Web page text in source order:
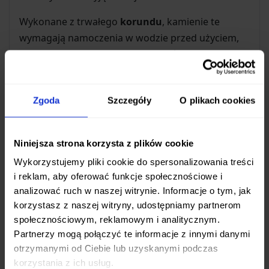
Zgoda Szczegóły O plikach cookies
Niniejsza strona korzysta z plików cookie
Wykorzystujemy pliki cookie do spersonalizowania treści
i reklam, aby oferować funkcje społecznościowe i
analizować ruch w naszej witrynie. Informacje o tym, jak
korzystasz z naszej witryny, udostępniamy partnerom
społecznościowym, reklamowym i analitycznym.
Partnerzy mogą połączyć te informacje z innymi danymi
otrzymanymi od Ciebie lub uzyskanymi podczas
korzystania z ich usług.
Wykonane z trwałego korundu, kamienie te
wymagają namoczenia w wodzie przed użyciem,
co zapewnia optymalne działanie ścierne i
zapobiega przegrzewaniu się ostrza. Dzięki
uzyskujesz gładką i trwałą krawędź tnącą.
akcesoria, które ułatwiają proces ostrzenia:
Prowadnica kątowa – pomaga utrzymać
stały, optymalny kąt ostrzenia, co jest
kluczowe dla uzyskania najlepszych
rezultatów.
Kamień do wyrównywania– niezbędny do
utrzymania płaskiej powierzchni kamieni